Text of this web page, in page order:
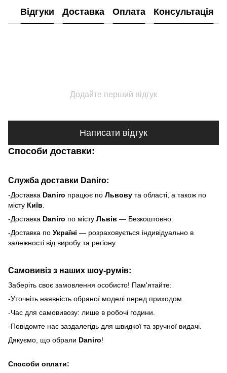
Відгуки Доставка Оплата Консультація
Додайте перший відгук
Написати відгук
Способи доставки:
Служба доставки Daniro:
-Доставка Daniro працює по Львову та області, а також по
місту Київ
-Доставка Daniro по місту Львів — Безкоштовно.
-Доставка по Україні — розраховується індивідуально в
залежності від виробу та регіону.
Самовивіз з наших шоу-румів:
Заберіть своє замовлення особисто! Пам'ятайте:
-Уточніть наявність обраної моделі перед приходом.
-Час для самовивозу: лише в робочі години.
-Повідомте нас заздалегідь для швидкої та зручної видачі.
Дякуємо, що обрали Daniro!
Способи оплати: